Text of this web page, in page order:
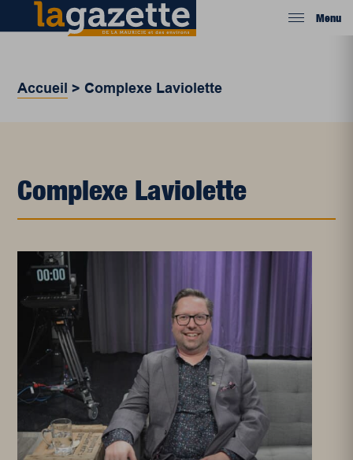
Menu
Accueil > Complexe Laviolette
Complexe Laviolette